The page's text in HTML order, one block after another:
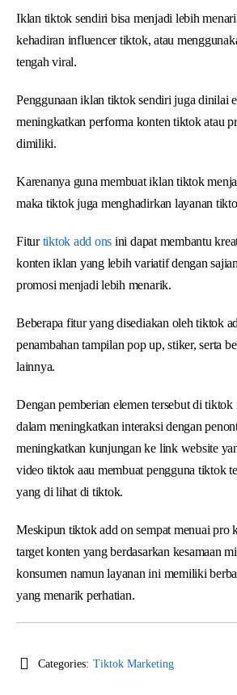
Iklan tiktok sendiri bisa menjadi lebih
kehadiran influencer tiktok, atau
tengah viral.
Penggunaan iklan tiktok sendiri juga dinilai
meningkatkan performa konten tiktok atau
dimiliki.
Karenanya guna membuat iklan tiktok
maka tiktok juga menghadirkan layanan
Fiturtiktok add ons ini dapat membantu
konten iklan yang lebih variatif dengan
promosi menjadi lebih menarik.
Beberapa fitur yang disediakan oleh tiktok
penambahan tampilan pop up, stiker, serta
lainnya.
Dengan pemberian elemen tersebut di tiktok
dalam meningkatkan interaksi dengan
meningkatkan kunjungan ke link website
video tiktok aau membuat pengguna tiktok
yang di lihat di tiktok.
Meskipun tiktok add on sempat menuai pro
target konten yang berdasarkan kesamaan
konsumen namun layanan ini memiliki
yang menarik perhatian.
Categories: Tiktok Marketing